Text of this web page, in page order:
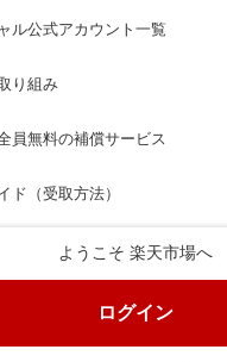
ようこそ 楽天市場へ
ログイン
ル公式アカウント一覧
り組み
員無料の補償サービス
ド（受取方法）
ませんか？
サービスご利用規約